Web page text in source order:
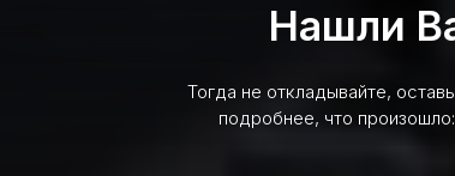
Нашли
Тогда не откладывайте,
подробнее, что